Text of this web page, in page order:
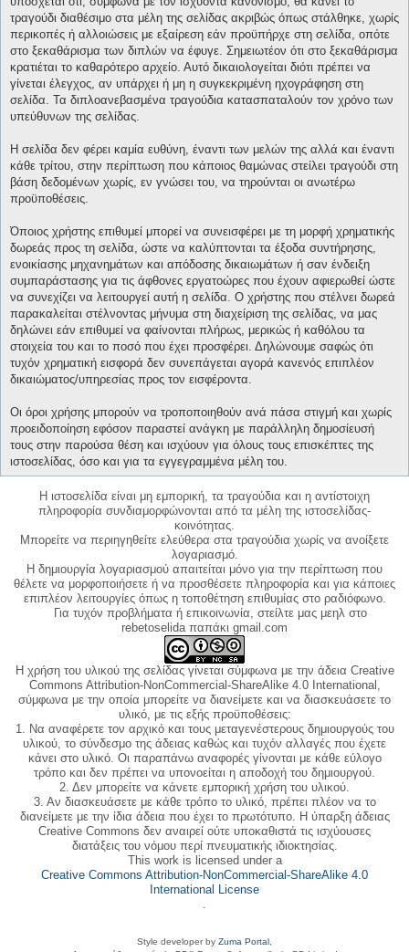
τραγούδι διαθέσιμο στα μέλη της σελίδας ακριβώς όπως στάλθηκε, χωρίς
περικοπές ή αλλοιώσεις με εξαίρεση εάν προϋπήρχε στη σελίδα, οπότε
στο ξεκαθάρισμα των διπλών να έφυγε. Σημειωτέον ότι στο ξεκαθάρισμα
κρατιέται το καθαρότερο αρχείο. Αυτό δικαιολογείται διότι πρέπει να
γίνεται έλεγχος, αν υπάρχει ή μη η συγκεκριμένη ηχογράφηση στη
σελίδα. Τα διπλοανεβασμένα τραγούδια κατασπαταλούν τον χρόνο των
υπεύθυνων της σελίδας.
Η σελίδα δεν φέρει καμία ευθύνη, έναντι των μελών της αλλά και έναντι
κάθε τρίτου, στην περίπτωση που κάποιος θαμώνας στείλει τραγούδι στη
βάση δεδομένων χωρίς, εν γνώσει του, να τηρούνται οι ανωτέρω
προϋποθέσεις.
Όποιος χρήστης επιθυμεί μπορεί να συνεισφέρει με τη μορφή χρηματικής
δωρεάς προς τη σελίδα, ώστε να καλύπτονται τα έξοδα συντήρησης,
ενοικίασης μηχανημάτων και απόδοσης δικαιωμάτων ή σαν ένδειξη
συμπαράστασης για τις άφθονες εργατοώρες που έχουν αφιερωθεί ώστε
να συνεχίζει να λειτουργεί αυτή η σελίδα. Ο χρήστης που στέλνει δωρεά
παρακαλείται στέλνοντας μήνυμα στη διαχείριση της σελίδας, να μας
δηλώνει εάν επιθυμεί να φαίνονται πλήρως, μερικώς ή καθόλου τα
στοιχεία του και το ποσό που έχει προσφέρει. Δηλώνουμε σαφώς ότι
τυχόν χρηματική εισφορά δεν συνεπάγεται αγορά κανενός επιπλέον
δικαιώματος/υπηρεσίας προς τον εισφέροντα.
Οι όροι χρήσης μπορούν να τροποποιηθούν ανά πάσα στιγμή και χωρίς
προειδοποίηση εφόσον παραστεί ανάγκη με παράλληλη δημοσίευσή
τους στην παρούσα θέση και ισχύουν για όλους τους επισκέπτες της
ιστοσελίδας, όσο και για τα εγγεγραμμένα μέλη του.
Η ιστοσελίδα είναι μη εμπορική, τα τραγούδια και η αντίστοιχη
πληροφορία συνδιαμορφώνονται από τα μέλη της ιστοσελίδας-
κοινότητας.
Μπορείτε να περιηγηθείτε ελεύθερα στα τραγούδια χωρίς να ανοίξετε
λογαριασμό.
Η δημιουργία λογαριασμού απαιτείται μόνο για την περίπτωση που
θέλετε να μορφοποιήσετε ή να προσθέσετε πληροφορία και για κάποιες
επιπλέον λειτουργίες όπως η τοποθέτηση επιθυμίας στο ραδιόφωνο.
Για τυχόν προβλήματα ή επικοινωνία, στείλτε μας μεηλ στο
rebetoselida παπάκι gmail.com
Η χρήση του υλικού της σελίδας γίνεται σύμφωνα με την άδεια Creative
Commons Attribution-NonCommercial-ShareAlike 4.0 International,
σύμφωνα με την οποία μπορείτε να διανείμετε και να διασκευάσετε το
υλικό, με τις εξής προϋποθέσεις:
1. Να αναφέρετε τον αρχικό και τους μεταγενέστερους δημιουργούς του
υλικού, το σύνδεσμο της άδειας καθώς και τυχόν αλλαγές που έχετε
κάνει στο υλικό. Οι παραπάνω αναφορές γίνονται με κάθε εύλογο
τρόπο και δεν πρέπει να υπονοείται η αποδοχή του δημιουργού.
2. Δεν μπορείτε να κάνετε εμπορική χρήση του υλικού.
3. Αν διασκευάσετε με κάθε τρόπο το υλικό, πρέπει πλέον να το
διανείμετε με την ίδια άδεια που έχει το πρωτότυπο. Η ύπαρξη άδειας
Creative Commons δεν αναιρεί ούτε υποκαθιστά τις ισχύουσες
διατάξεις του νόμου περί πνευματικής ιδιοκτησίας.
This work is licensed under a
Creative Commons Attribution-NonCommercial-ShareAlike 4.0
International License
.
Style developer by Zuma Portal